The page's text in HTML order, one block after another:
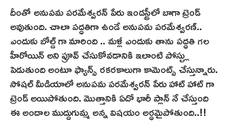
దీంతో అనుపమ పరమేశ్వరన్ పేరు ఇండస్ట్రీలో బాగా ట్రెండ్
అవుతుంది. చాలా పద్ధతిగా ఉండే అనుపమ పరమేశ్వరణ్..
ఎందుకు బోల్డ్ గా మారింది .. మళ్లీ ఎందుకు తాను పద్ధతి గల
హీరోయిన్ అని ప్రూవ్ చేసుకోవడానికి ఇలాంటి పోస్ట్లు
పెడుతుంది అంటూ ఫ్యాన్స్ రకరకాలుగా కామెంట్స్ చేస్తున్నారు.
సోషల్ మీడియాలో అనుపమ పరమేశ్వరన్ పేరు హాట్ హాట్ గా
ట్రెండ్ అయిపోతుంది. మొత్తానికి ఏదో భారీ ప్లాన్ నే చేస్తుంది
ఈ అందాల ముద్దుగుమ్మ అన్న విషయం అర్ధమైపోతుంది..!!